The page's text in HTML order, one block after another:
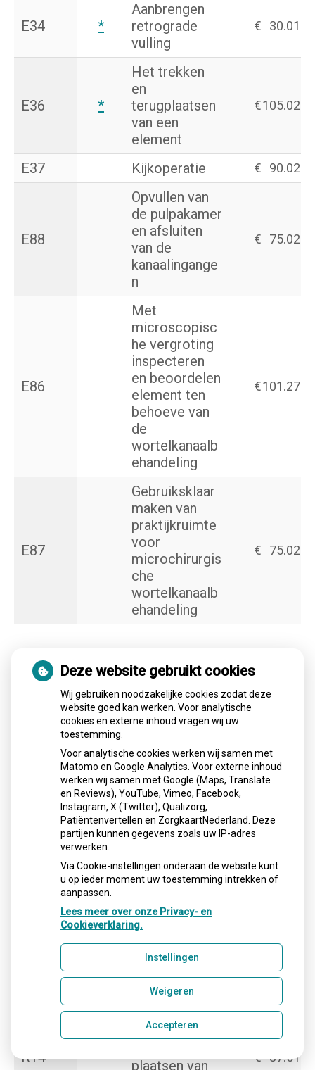
E34 *
Aanbrengen
retrograde
vulling
€ 30.01
E36 *
Het trekken
en
terugplaatsen
van een
element
€105.02
E37 Kijkoperatie € 90.02
E88
Opvullen van
de pulpakamer
en afsluiten
van de
kanaalingange
n
€ 75.02
E86
Met
microscopisc
he vergroting
inspecteren
en beoordelen
element ten
behoeve van
de
wortelkanaalb
ehandeling
€101.27
E87
Gebruiksklaar
maken van
praktijkruimte
voor
microchirurgis
che
wortelkanaalb
ehandeling
€ 75.02
Kronen en bruggen (R)
M/T* Prestaties Tarief
*
Eénvlaks
inlay
*
Tweevlaks
composiet
inlay
*
composiet
inlay
€225.05
* Eénvlaksinlay
*
Tweevlaksinla
€210.05
Drievlaksinlay 300.07
R14
Toeslag voor
extra retentie
plaatsen van
€ 37.51
Deze website gebruikt cookies
Wij gebruiken noodzakelijke cookies zodat deze
website goed kan werken. Voor analytische
cookies en externe inhoud vragen wij uw
toestemming.
Voor analytische cookies werken wij samen met
Matomo en Google Analytics. Voor externe inhoud
werken wij samen met Google (Maps, Translate
en Reviews), YouTube, Vimeo, Facebook,
Instagram, X (Twitter), Qualizorg,
Patiëntenvertellen en ZorgkaartNederland. Deze
partijen kunnen gegevens zoals uw IP-adres
verwerken.
Via Cookie-instellingen onderaan de website kunt
u op ieder moment uw toestemming intrekken of
aanpassen.
Lees meer over onze Privacy- en
Cookieverklaring.
Instellingen
Weigeren
Accepteren